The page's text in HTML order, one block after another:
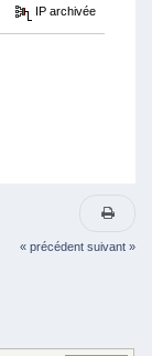
IP archivée
« précédent suivant »